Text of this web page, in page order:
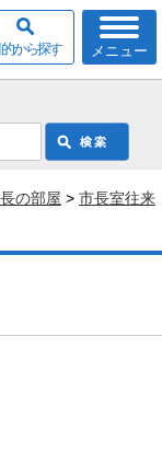
メニュー
的から探す
の部屋 > 市長室往来